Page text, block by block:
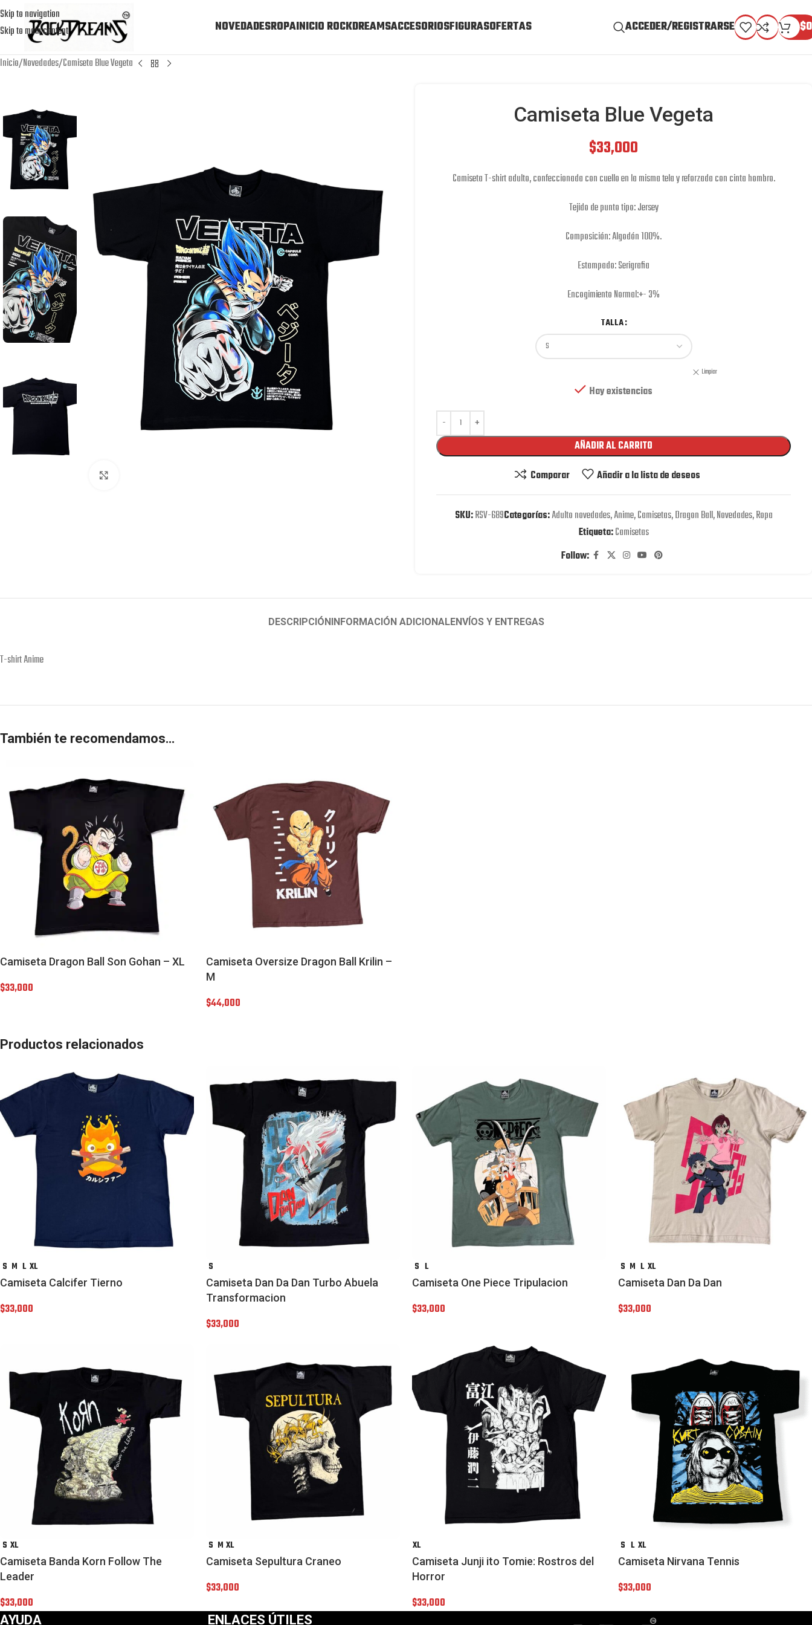
Skip to navigation
Skip to main content
NOVEDADESROPAINICIO ROCKDREAMSACCESORIOSFIGURASOFERTAS ACCEDER/REGISTRARSE $0
Inicio Novedades Camiseta Blue Vegeta
Camiseta Blue Vegeta
$33,000
Camiseta T-shirt adulto, confeccionada con cuello en la misma tela y reforzada con cinta hombro.
Tejido de punto tipo: Jersey
Composición: Algodón 100%.
Estampado: Serigrafia
Encogimiento Normal:+- 3%
TALLA
Limpiar
Hay existencias
AÑADIR AL CARRITO
Comparar
Añadir a la lista de deseos
SKU:RSV-689Categorías:Adulto novedades,Anime,Camisetas,Dragon Ball,Novedades,Ropa
Etiqueta:Camisetas
Follow:
DESCRIPCIÓNINFORMACIÓN ADICIONALENVÍOS Y ENTREGAS
T-shirt Anime
También te recomendamos…
Camiseta Dragon Ball Son Gohan – XL
$33,000
Camiseta Oversize Dragon Ball Krilin –
M
$44,000
Productos relacionados
S M L XL
Camiseta Calcifer Tierno
$33,000
S
Camiseta Dan Da Dan Turbo Abuela
Transformacion
$33,000
S L
Camiseta One Piece Tripulacion
$33,000
S M L XL
Camiseta Dan Da Dan
$33,000
S XL
Camiseta Banda Korn Follow The
Leader
$33,000
S M XL
Camiseta Sepultura Craneo
$33,000
XL
Camiseta Junji ito Tomie: Rostros del
Horror
$33,000
S L XL
Camiseta Nirvana Tennis
$33,000
AYUDA ENLACES ÚTILES